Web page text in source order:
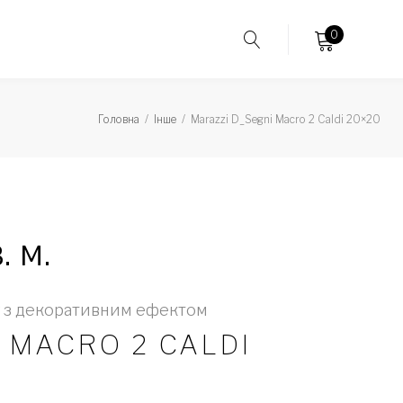
0
Головна / Інше / Marazzi D_Segni Macro 2 Caldi 20×20
2 CALDI
м.
з декоративним ефектом